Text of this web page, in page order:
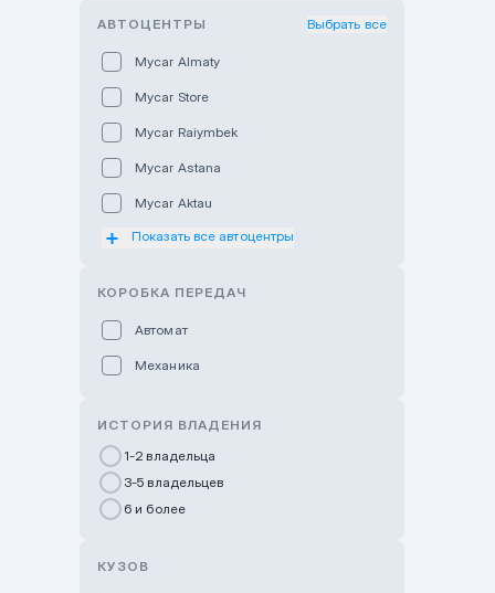
АВТОЦЕНТРЫ Выбрать все
Mycar Almaty
Mycar Store
Mycar Raiymbek
Mycar Astana
Mycar Aktau
Mycar Uralsk
GWM Nurly Zhol
Chery Astana
Показать все автоцентры
КОРОБКА ПЕРЕДАЧ
Автомат
Механика
ИСТОРИЯ ВЛАДЕНИЯ
1-2 владельца
3-5 владельцев
6 и более
КУЗОВ